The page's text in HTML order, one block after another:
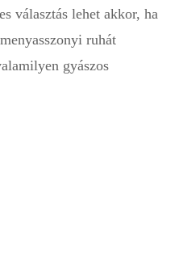
választás lehet akkor, ha
ruhát
gyászos